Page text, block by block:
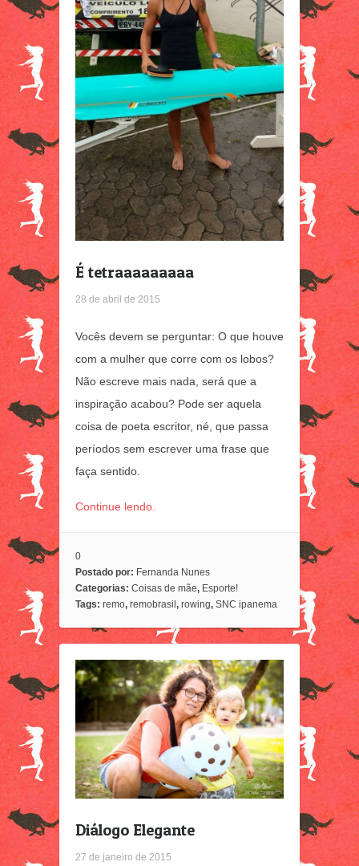
É tetraaaaaaaaa
28 de abril de 2015
Vocês devem se perguntar: O que houve
com a mulher que corre com os lobos?
Não escreve mais nada, será que a
inspiração acabou? Pode ser aquela
coisa de poeta escritor, né, que passa
períodos sem escrever uma frase que
faça sentido.
Continue lendo.
0
Postado por: Fernanda Nunes
Categorias: Coisas de mãe, Esporte!
Tags: remo, remobrasil, rowing, SNC ipanema
Diálogo Elegante
27 de janeiro de 2015